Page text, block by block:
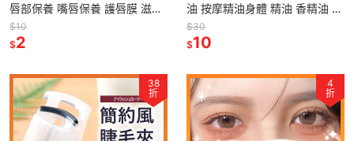
唇部保養 嘴唇保養 護唇膜 滋養
乾裂 唇保養
$10
$2
油 按摩精油身體 精油 香精油 刮
痧油 生薑精油 老薑精油 SPA精
油
$30
$10
38
折
4
折